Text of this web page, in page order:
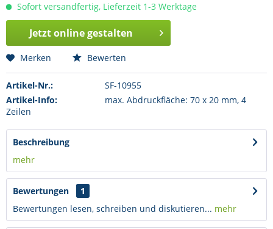
Sofort versandfertig, Lieferzeit 1-3 Werktage
Jetzt online gestalten
Merken Bewerten
Artikel-Nr.:
SF-10955
Artikel-Info:
max. Abdruckfläche: 70 x 20 mm, 4
Zeilen
Beschreibung
mehr
Bewertungen
1
Bewertungen lesen, schreiben und diskutieren... mehr